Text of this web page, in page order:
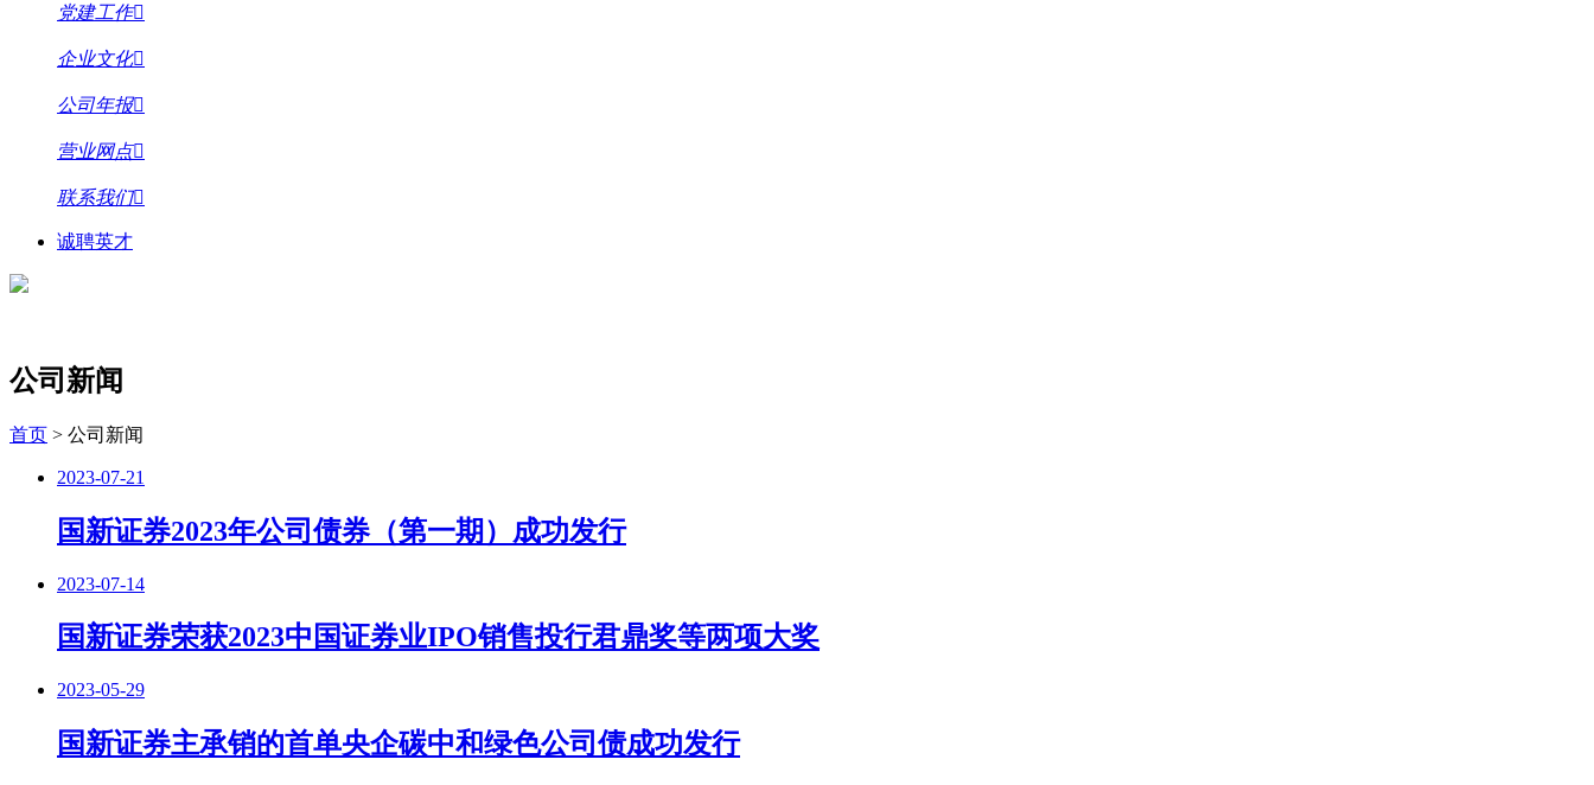
党建工作
企业文化
公司年报
营业网点
联系我们
诚聘英才
公司新闻
首页 > 公司新闻
2023-07-21
国新证券2023年公司债券（第一期）成功发行
2023-07-14
国新证券荣获2023中国证券业IPO销售投行君鼎奖等两项大奖
2023-05-29
国新证券主承销的首单央企碳中和绿色公司债成功发行